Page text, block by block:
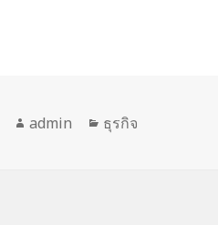
Author
admin Categories
ธุรกิจ